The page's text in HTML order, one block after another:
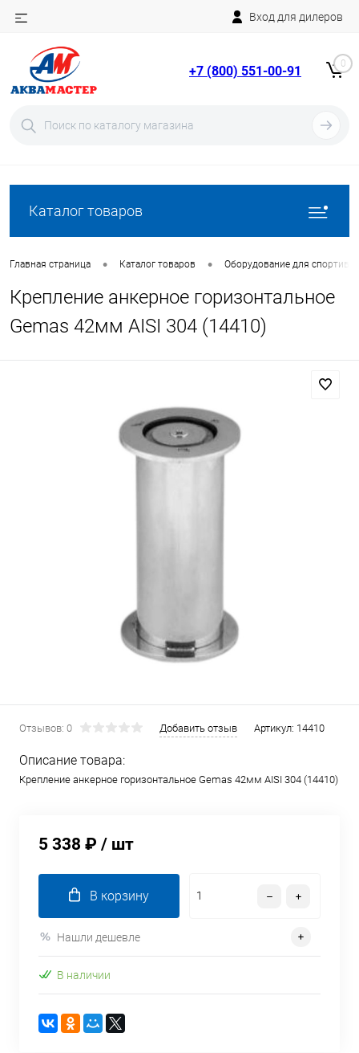
Вход для дилеров
+7 (800) 551-00-91 0
Каталог товаров
Главная страница • Каталог товаров • Оборудование для
Крепление анкерное горизонтальное
Gemas 42мм AISI 304 (14410)
Отзывов: 0 Добавить отзыв Артикул: 14410
Описание товара:
Крепление анкерное горизонтальное Gemas 42мм AISI 304 (14410)
5 338 ₽ / шт
В корзину
Нашли дешевле
В наличии